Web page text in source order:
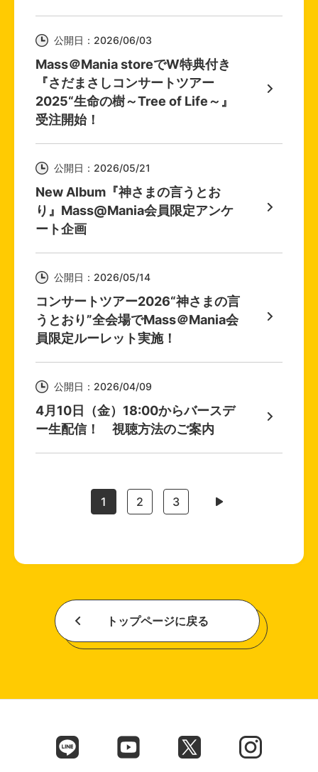
公開日：2026/06/03
Mass＠Mania storeでW特典付き
『さだまさしコンサートツアー
2025“生命の樹～Tree of Life～』
受注開始！
公開日：2026/05/21
New Album『神さまの言うとお
り』Mass@Mania会員限定アンケ
ート企画
公開日：2026/05/14
コンサートツアー2026“神さまの言
うとおり”全会場でMass＠Mania会
員限定ルーレット実施！
公開日：2026/04/09
4月10日（金）18:00からバースデ
ー生配信！ 視聴方法のご案内
1 2 3
トップページに戻る